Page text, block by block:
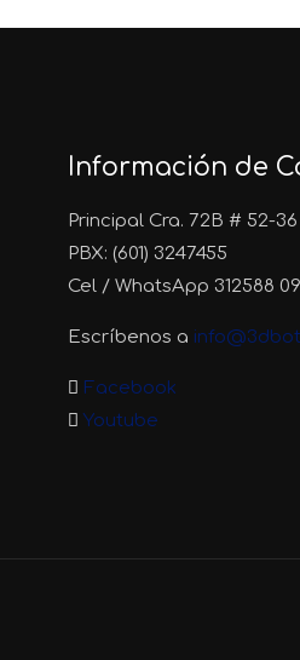
Información de
Principal Cra. 72B # 52-
PBX: (601) 3247455
Cel / WhatsApp 312588
Escríbenos a
Facebook
Youtube